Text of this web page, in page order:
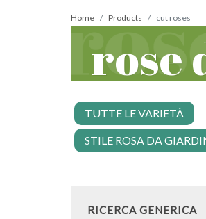
Home Products cut roses
rose
TUTTE LE VARIETÀ
STILE ROSA DA
RICERCA GENERICA